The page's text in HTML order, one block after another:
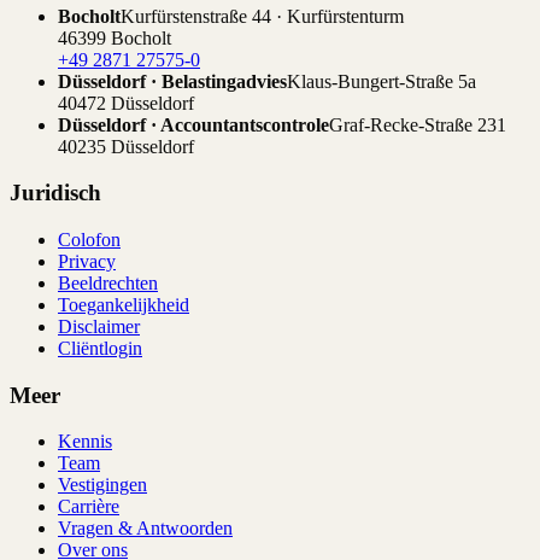
BocholtKurfürstenstraße 44 · Kurfürstenturm
46399 Bocholt
+49 2871 27575-0
Düsseldorf · BelastingadviesKlaus-Bungert-Straße 5a
40472 Düsseldorf
Düsseldorf · AccountantscontroleGraf-Recke-Straße 231
40235 Düsseldorf
Juridisch
Colofon
Privacy
Beeldrechten
Toegankelijkheid
Disclaimer
Cliëntlogin
Meer
Kennis
Team
Vestigingen
Carrière
Vragen & Antwoorden
Over ons